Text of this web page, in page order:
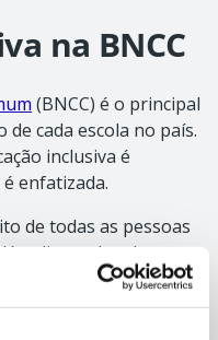
na BNCC
(BNCC) é o principal
cada escola no país.
inclusiva é
enfatizada.
de todas as pessoas
disso, aborda que
ter oportunidades